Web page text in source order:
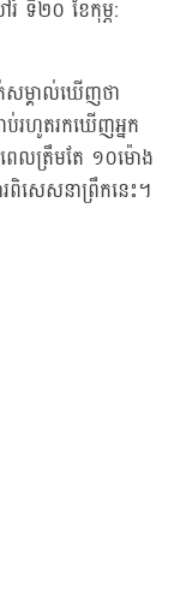
ទី២០ ខែកុម្ភ:
សម្គាល់ឃេីញថា
ប់រហូតរកឃើញអ្នក
ពេលត្រឹមតែ ១០ម៉ោង
ពិសេសនាព្រឹកនេះ។